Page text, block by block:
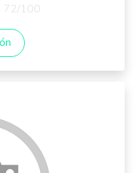
72/100